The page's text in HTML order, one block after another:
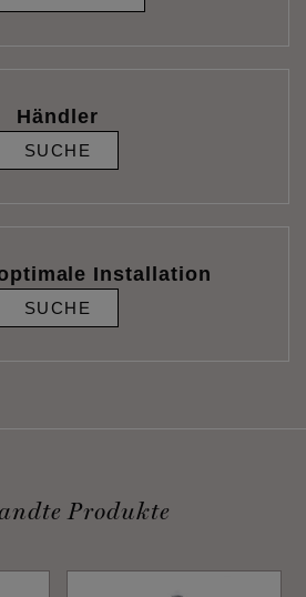
Händler
SUCHE
Installation
SUCHE
Produkte